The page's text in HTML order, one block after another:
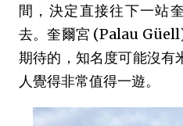
間，決定直接往下一站
去。奎爾宮 (Palau
期待的，知名度可能沒有
人覺得非常值得一遊。